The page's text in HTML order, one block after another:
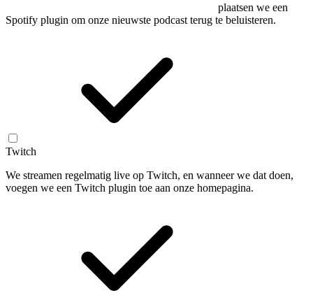
plaatsen we een
Spotify plugin om onze nieuwste podcast terug te beluisteren.
Twitch
We streamen regelmatig live op Twitch, en wanneer we dat doen,
voegen we een Twitch plugin toe aan onze homepagina.